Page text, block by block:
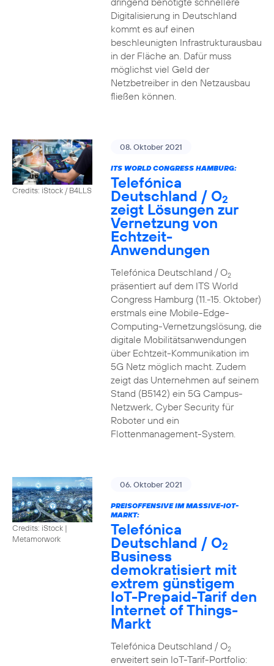
Digitalisierung in Deutschland
kommt es auf einen
beschleunigten Infrastrukturausbau
in der Fläche an. Dafür muss
möglichst viel Geld der
Netzbetreiber in den Netzausbau
fließen können.
Credits: iStock / B4LLS
08. Oktober 2021
ITS WORLD CONGRESS HAMBURG:
Telefónica
Deutschland / O2
zeigt Lösungen zur
Vernetzung von
Echtzeit-
Anwendungen
Telefónica Deutschland / O2
präsentiert auf dem ITS World
Congress Hamburg (11.-15. Oktober)
erstmals eine Mobile-Edge-
Computing-Vernetzungslösung, die
digitale Mobilitätsanwendungen
über Echtzeit-Kommunikation im
5G Netz möglich macht. Zudem
zeigt das Unternehmen auf seinem
Stand (B5142) ein 5G Campus-
Netzwerk, Cyber Security für
Roboter und ein
Flottenmanagement-System.
Credits: iStock |
Metamorwork
06. Oktober 2021
PREISOFFENSIVE IM MASSIVE-IOT-
MARKT:
Telefónica
Deutschland / O2
Business
demokratisiert mit
extrem günstigem
IoT-Prepaid-Tarif den
Internet of Things-
Markt
Telefónica Deutschland / O2
erweitert sein IoT-Tarif-Portfolio: